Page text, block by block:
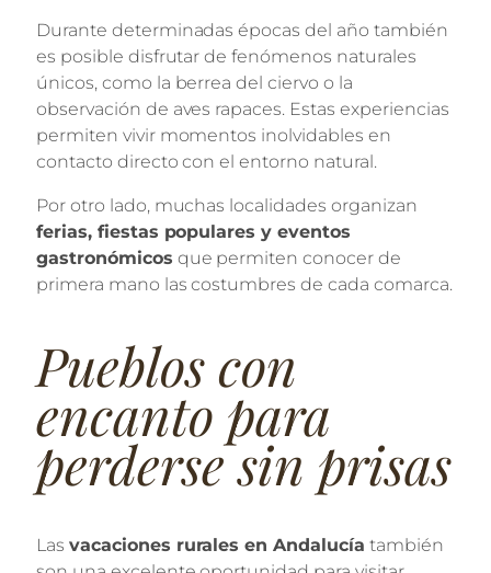
Durante determinadas épocas del año también
es posible disfrutar de fenómenos naturales
únicos, como la berrea del ciervo o la
observación de aves rapaces. Estas experiencias
permiten vivir momentos inolvidables en
contacto directo con el entorno natural.
Por otro lado, muchas localidades organizan
ferias, fiestas populares y eventos
gastronómicos que permiten conocer de
primera mano las costumbres de cada comarca.
Pueblos con
encanto para
perderse sin prisas
Las vacaciones rurales en Andalucía también